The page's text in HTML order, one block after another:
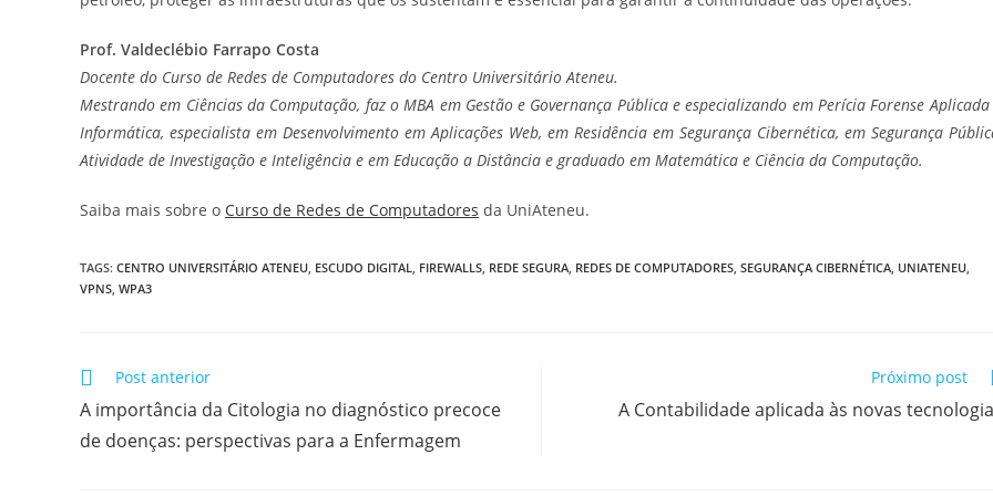
Prof. Valdeclébio Farrapo Costa
Docente do Curso de Redes de Computadores do Centro Universitário Ateneu.
Mestrando em Ciências da Computação, faz o MBA em Gestão e Governança Pública e especializando em Perícia Forense
Informática, especialista em Desenvolvimento em Aplicações Web, em Residência em Segurança Cibernética, em Segurança
Atividade de Investigação e Inteligência e em Educação a Distância e graduado em Matemática e Ciência da Computação.
Saiba mais sobre o Curso de Redes de Computadores da UniAteneu.
TAGS: CENTRO UNIVERSITÁRIO ATENEU ESCUDO DIGITAL FIREWALLS REDE SEGURA REDES DE COMPUTADORES SEGURANÇA CIBERNÉTICA UNIATENEU
VPNS WPA3
Post anterior
A importância da Citologia no diagnóstico precoce
de doenças: perspectivas para a Enfermagem
Próximo post
A Contabilidade aplicada às novas